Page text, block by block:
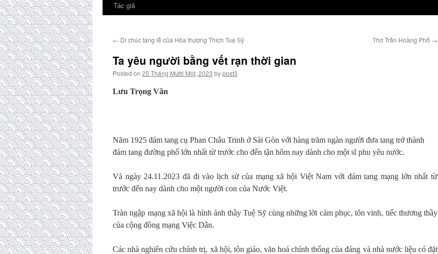
Tác giả
← Di chúc tang lễ của Hòa thượng Thích Tuệ Sỹ Thơ Trần Hoàng Phố →
Ta yêu người bằng vết rạn thời gian
Posted on 25 Tháng Mười Một, 2023 bypost3
Lưu Trọng Văn
Năm 1925 đám tang cụ Phan Châu Trinh ở Sài Gòn với hàng trăm ngàn người đưa tang trở thành
đám tang đường phố lớn nhất từ trước cho đến tận hôm nay dành cho một sĩ phu yêu nước.
Và ngày 24.11.2023 đã đi vào lịch sử của mạng xã hội Việt Nam với đám tang mạng lớn nhất từ
trước đến nay dành cho một người con của Nước Việt.
Tràn ngập mạng xã hội là hình ảnh thầy Tuệ Sỹ cùng những lời cảm phục, tôn vinh, tiếc thương thầy
của cộng đồng mạng Việc Dân.
Các nhà nghiên cứu chính trị, xã hội, tôn giáo, văn hoá chính thống của đảng và nhà nước liệu có đặt